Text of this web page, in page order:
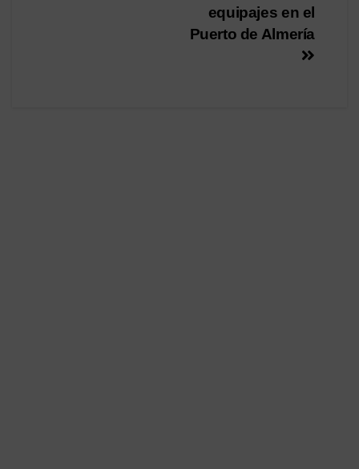
equipajes en el
Puerto de Almería